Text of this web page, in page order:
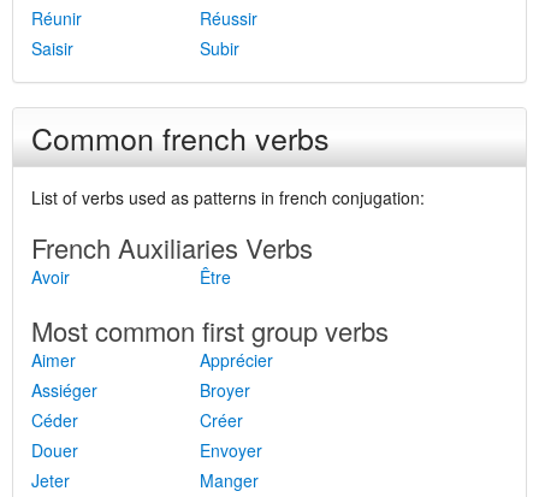
Réunir
Réussir
Saisir
Subir
Common french verbs
List of verbs used as patterns in french conjugation:
French Auxiliaries Verbs
Avoir Être
Most common first group verbs
Aimer
Apprécier
Assiéger
Broyer
Céder
Créer
Douer
Envoyer
Jeter
Manger